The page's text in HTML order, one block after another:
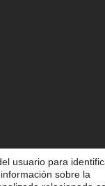
usuario para
sobre la